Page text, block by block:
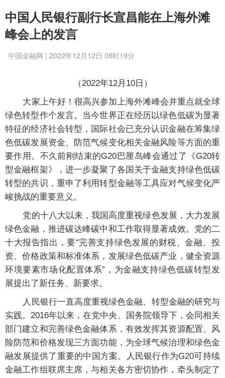
中国人民银行副行长宣昌能在上海外滩
峰会上的发言
中国金融网 | 2022年12月12日 08时19分
（2022年12月10日）
大家上午好！很高兴参加上海外滩峰会并重点就全球
绿色转型作个发言。当今世界正在经历以绿色低碳为显著
特征的经济社会转型，国际社会已充分认识金融在筹集绿
色低碳发展资金、防范气候变化相关金融风险等方面的重
要作用。不久前刚结束的G20巴厘岛峰会通过了《G20转
型金融框架》，进一步凝聚了各国关于金融支持绿色低碳
转型的共识，重申了利用转型金融等工具应对气候变化严
峻挑战的重要意义。
党的十八大以来，我国高度重视绿色发展，大力发展
绿色金融，推进碳达峰碳中和工作取得显著成效。党的二
十大报告指出，要“完善支持绿色发展的财税、金融、投
资、价格政策和标准体系，发展绿色低碳产业，健全资源
环境要素市场化配置体系”，为金融支持绿色低碳转型发
展提出了新任务、新要求。
人民银行一直高度重视绿色金融、转型金融的研究与
实践。2016年以来，在党中央、国务院领导下，会同相关
部门建立和完善绿色金融体系，有效发挥其资源配置、风
险防范和价格发现三方面功能，为全球气候治理和绿色金
融发展提供了重要的中国方案。人民银行作为G20可持续
金融工作组联席主席，与相关各方密切协作，牵头制定了